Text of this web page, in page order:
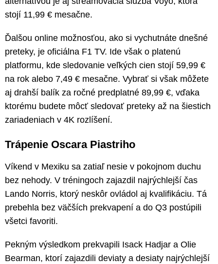
stojí 11,99 € mesačne.
Ďalšou online možnosťou, ako si vychutnáte dnešné
preteky, je oficiálna F1 TV. Ide však o platenú
platformu, kde sledovanie veľkých cien stojí 59,99 €
na rok alebo 7,49 € mesačne. Vybrať si však môžete
aj drahší balík za ročné predplatné 89,99 €, vďaka
ktorému budete môcť sledovať preteky až na šiestich
zariadeniach v 4K rozlíšení.
Trápenie Oscara Piastriho
Víkend v Mexiku sa zatiaľ nesie v pokojnom duchu
bez nehody. V tréningoch zajazdil najrýchlejší čas
Lando Norris, ktorý neskôr ovládol aj kvalifikáciu. Tá
prebehla bez väčších prekvapení a do Q3 postúpili
všetci favoriti.
Pekným výsledkom prekvapili Isack Hadjar a Olie
Bearman, ktorí zajazdili deviaty a desiaty najrýchlejší